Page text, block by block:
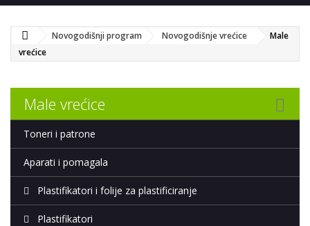
Novogodišnji program Novogodišnje vrećice
Male
vrećice
Male vrećice
Toneri i patrone
Aparati i pomagala
Plastifikatori i folije za plastificiranje
Plastifikatori